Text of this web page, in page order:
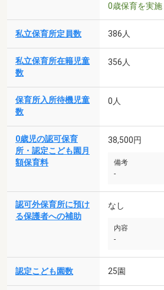
0歳保育を実施
私立保育所定員数 386人
私立保育所在籍児童
数
356人
保育所入所待機児童
数
0人
0歳児の認可保育
所・認定こども園月
額保育料
38,500円
備考
-
認可外保育所に預け
る保護者への補助
なし
内容
-
認定こども園数 25園